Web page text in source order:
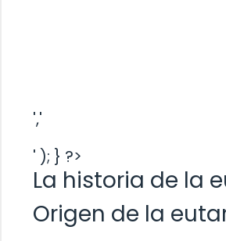
','
' ); } ?>
La historia de la
Origen de la